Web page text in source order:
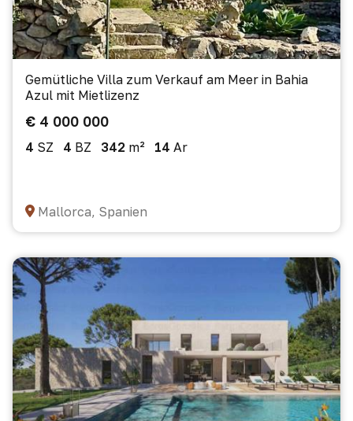
Gemütliche Villa zum Verkauf am Meer in Bahia
Azul mit Mietlizenz
€ 4 000 000
4 SZ 4 BZ 342 m² 14 Ar
Mallorca, Spanien